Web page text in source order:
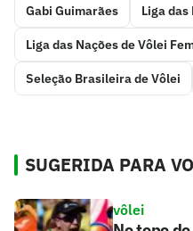
Gabi Guimarães Liga das
Liga das Nações de Vôlei
Seleção Brasileira de Vôlei
SUGERIDA PARA
vôlei